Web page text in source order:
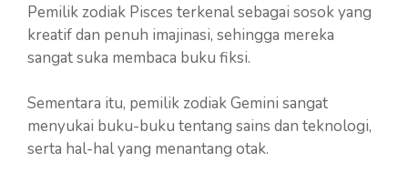
Pemilik zodiak Pisces terkenal sebagai sosok yang
kreatif dan penuh imajinasi, sehingga mereka
sangat suka membaca buku fiksi.
Sementara itu, pemilik zodiak Gemini sangat
menyukai buku-buku tentang sains dan teknologi,
serta hal-hal yang menantang otak.